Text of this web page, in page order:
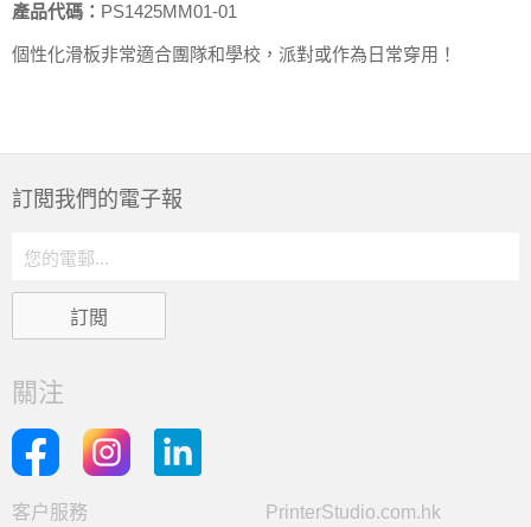
產品代碼： PS1425MM01-01
個性化滑板非常適合團隊和學校，派對或作為日常穿用！
訂閲我們的電子報
關注
客户服務
PrinterStudio.com.hk